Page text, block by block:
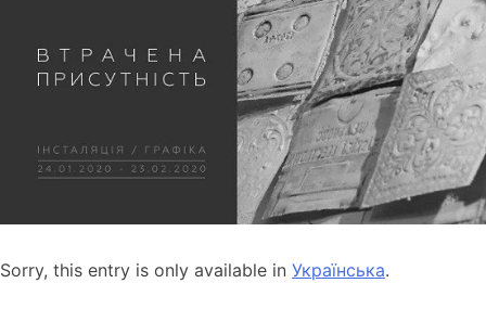
Sorry, this entry is only available in Українська.